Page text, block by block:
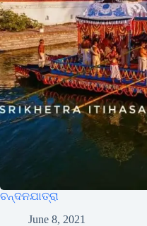
ଚନ୍ଦନଯାତ୍ରା
June 8, 2021